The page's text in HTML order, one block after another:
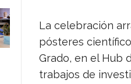
La celebración
pósteres
Grado, en el Hub
trabajos de